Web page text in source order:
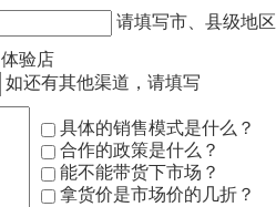
请填写市、县级地区
体验店
如还有其他渠道，请填写
具体的销售模式是什么？
合作的政策是什么？
能不能带货下市场？
拿货价是市场价的几折？